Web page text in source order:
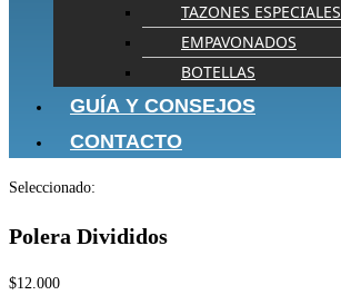
TAZONES ESPECIALES
EMPAVONADOS
BOTELLAS
GUÍA Y CONSEJOS
CONTACTO
Seleccionado:
Polera Divididos
$12.000